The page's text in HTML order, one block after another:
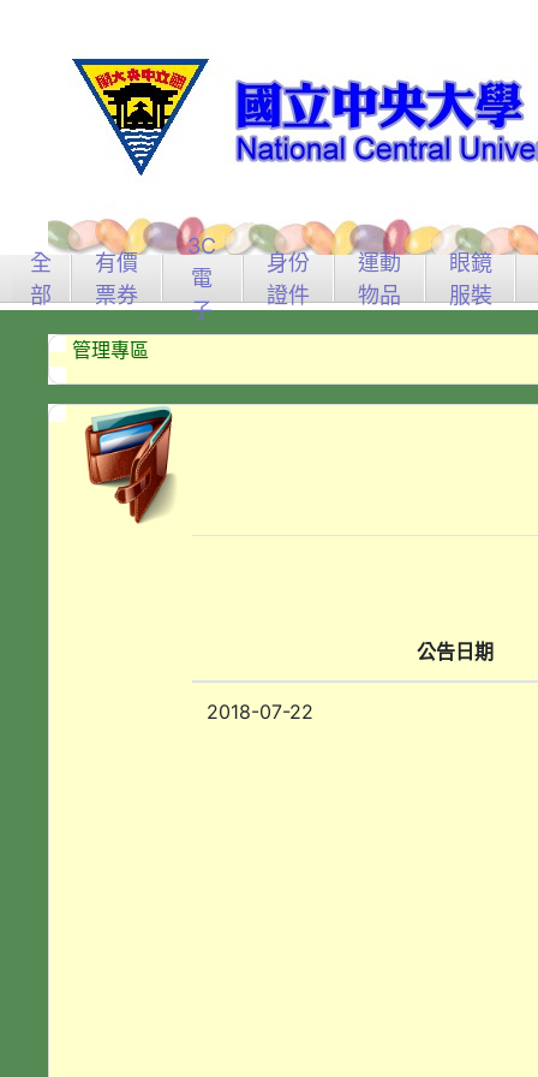
全
部
有價
票券
3C
電
子
身份
證件
運動
物品
眼鏡
服裝
管理專區
公告日期
2018-07-22